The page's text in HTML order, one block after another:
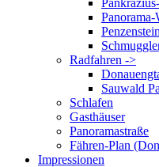
Radfahren ->
Sauwald
Schlafen
Gasthäuser
Panoramastraße
Fähren-Plan
Impressionen